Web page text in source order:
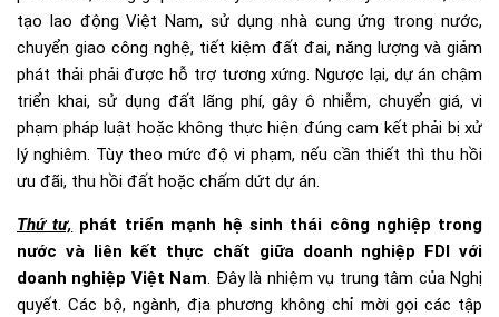
tạo lao động Việt Nam, sử dụng nhà cung ứng trong nước,
chuyển giao công nghệ, tiết kiệm đất đai, năng lượng và giảm
phát thải phải được hỗ trợ tương xứng. Ngược lại, dự án chậm
triển khai, sử dụng đất lãng phí, gây ô nhiễm, chuyển giá, vi
phạm pháp luật hoặc không thực hiện đúng cam kết phải bị xử
lý nghiêm. Tùy theo mức độ vi phạm, nếu cần thiết thì thu hồi
ưu đãi, thu hồi đất hoặc chấm dứt dự án.
Thứ tư, phát triển mạnh hệ sinh thái công nghiệp trong
nước và liên kết thực chất giữa doanh nghiệp FDI với
doanh nghiệp Việt Nam. Đây là nhiệm vụ trung tâm của Nghị
quyết. Các bộ, ngành, địa phương không chỉ mời gọi các tập